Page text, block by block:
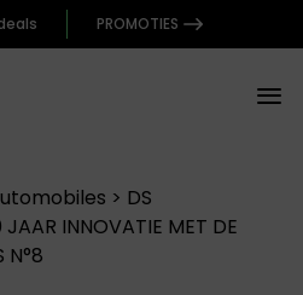
PROMOTIES
> DS
INNOVATIE MET DE
N°8​